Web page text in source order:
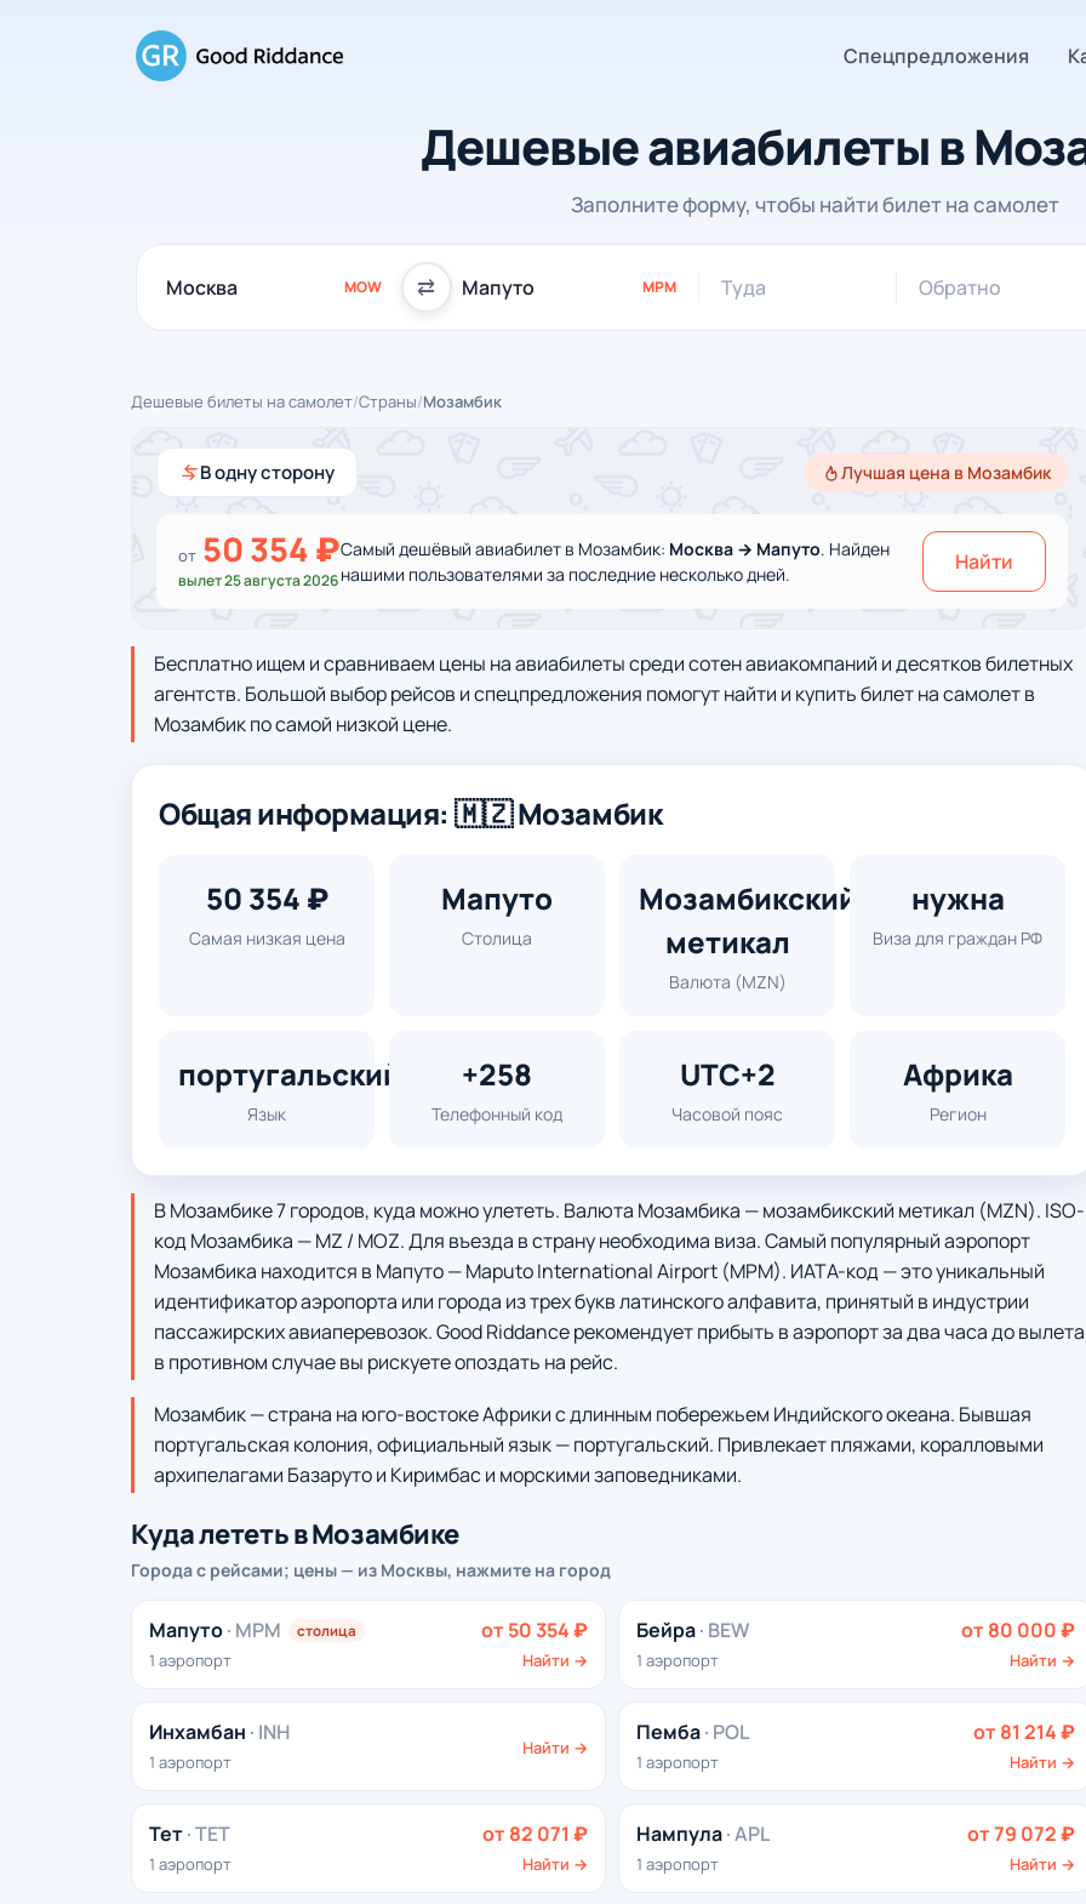
Спецпредложения
Дешевые авиабилеты в
Заполните форму, чтобы найти билет на самолет
MOW ⇄ MPM Туда Обратно
Дешевые билеты на самолет/Страны/Мозамбик
В одну сторону Лучшая цена в Мозамбик
от 50 354 ₽
вылет 25 августа 2026
Самый дешёвый авиабилет в Мозамбик: Москва → Мапуто. Найден
нашими пользователями за последние несколько дней.
Найти
Бесплатно ищем и сравниваем цены на авиабилеты среди сотен авиакомпаний и десятков билетных
агентств. Большой выбор рейсов и спецпредложения помогут найти и купить билет на самолет в
Мозамбик по самой низкой цене.
Общая информация: 🇲🇿 Мозамбик
50 354 ₽
Самая низкая цена
Мапуто
Столица
Мозамбикский
метикал
Валюта (MZN)
нужна
Виза для граждан РФ
португальский
Язык
+258
Телефонный код
UTC+2
Часовой пояс
Африка
Регион
В Мозамбике 7 городов, куда можно улететь. Валюта Мозамбика — мозамбикский метикал (MZN). ISO-
код Мозамбика — MZ / MOZ. Для въезда в страну необходима виза. Самый популярный аэропорт
Мозамбика находится в Мапуто — Maputo International Airport (MPM). ИАТА-код — это уникальный
идентификатор аэропорта или города из трех букв латинского алфавита, принятый в индустрии
пассажирских авиаперевозок. Good Riddance рекомендует прибыть в аэропорт за два часа до
в противном случае вы рискуете опоздать на рейс.
Мозамбик — страна на юго-востоке Африки с длинным побережьем Индийского океана. Бывшая
португальская колония, официальный язык — португальский. Привлекает пляжами, коралловыми
архипелагами Базаруто и Киримбас и морскими заповедниками.
Куда лететь в Мозамбике
Города с рейсами; цены — из Москвы, нажмите на город
Мапуто· MPM столица
1 аэропорт
от 50 354 ₽
Найти →
Бейра· BEW
1 аэропорт
от 80 000 ₽
Найти →
Инхамбан · INH
1 аэропорт
Найти →
Пемба· POL
1 аэропорт
от 81 214 ₽
Найти →
Тет· TET
1 аэропорт
от 82 071 ₽
Найти →
Нампула· APL
1 аэропорт
от 79 072 ₽
Найти →